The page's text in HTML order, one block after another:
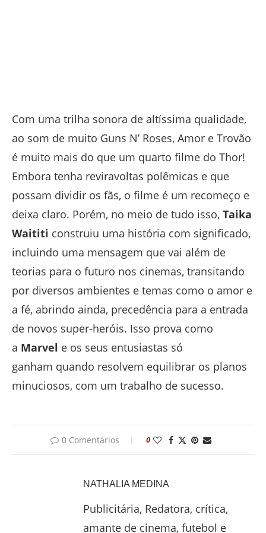
Com uma trilha sonora de altíssima qualidade,
ao som de muito Guns N’ Roses, Amor e Trovão
é muito mais do que um quarto filme do Thor!
Embora tenha reviravoltas polêmicas e que
possam dividir os fãs, o filme é um recomeço e
deixa claro. Porém, no meio de tudo isso, Taika
Waititi construiu uma história com significado,
incluindo uma mensagem que vai além de
teorias para o futuro nos cinemas, transitando
por diversos ambientes e temas como o amor e
a fé, abrindo ainda, precedência para a entrada
de novos super-heróis. Isso prova como
a Marvel e os seus entusiastas só
ganham quando resolvem equilibrar os planos
minuciosos, com um trabalho de sucesso.
0 Comentários 0
NATHALIA MEDINA
Publicitária, Redatora, crítica,
amante de cinema, futebol e